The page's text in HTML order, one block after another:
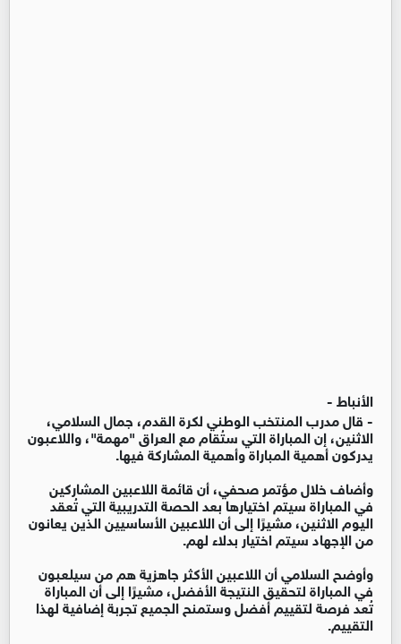
الأنباط -
- قال مدرب المنتخب الوطني لكرة القدم، جمال السلامي،
الاثنين، إن المباراة التي ستُقام مع العراق "مهمة"، واللاعبون
يدركون أهمية المباراة وأهمية المشاركة فيها.
وأضاف خلال مؤتمر صحفي، أن قائمة اللاعبين المشاركين
في المباراة سيتم اختيارها بعد الحصة التدريبية التي تُعقد
اليوم الاثنين، مشيرًا إلى أن اللاعبين الأساسيين الذين يعانون
من الإجهاد سيتم اختيار بدلاء لهم.
وأوضح السلامي أن اللاعبين الأكثر جاهزية هم من سيلعبون
في المباراة لتحقيق النتيجة الأفضل، مشيرًا إلى أن المباراة
تُعد فرصة لتقييم أفضل وستمنح الجميع تجربة إضافية لهذا
التقييم.